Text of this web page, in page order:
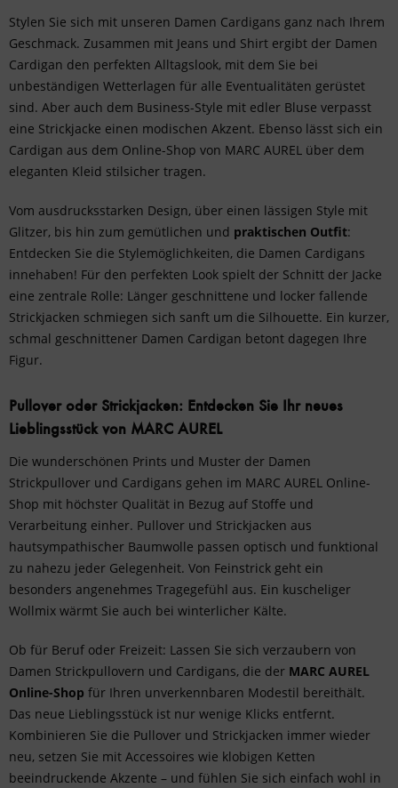
Stylen Sie sich mit unseren Damen Cardigans ganz nach Ihrem
Geschmack. Zusammen mit Jeans und Shirt ergibt der Damen
Cardigan den perfekten Alltagslook, mit dem Sie bei
unbeständigen Wetterlagen für alle Eventualitäten gerüstet
sind. Aber auch dem Business-Style mit edler Bluse verpasst
eine Strickjacke einen modischen Akzent. Ebenso lässt sich ein
Cardigan aus dem Online-Shop von MARC AUREL über dem
eleganten Kleid stilsicher tragen.
Vom ausdrucksstarken Design, über einen lässigen Style mit
Glitzer, bis hin zum gemütlichen und praktischen Outfit:
Entdecken Sie die Stylemöglichkeiten, die Damen Cardigans
innehaben! Für den perfekten Look spielt der Schnitt der Jacke
eine zentrale Rolle: Länger geschnittene und locker fallende
Strickjacken schmiegen sich sanft um die Silhouette. Ein kurzer,
schmal geschnittener Damen Cardigan betont dagegen Ihre
Figur.
Pullover oder Strickjacken: Entdecken Sie Ihr neues
Lieblingsstück von MARC AUREL
Die wunderschönen Prints und Muster der Damen
Strickpullover und Cardigans gehen im MARC AUREL Online-
Shop mit höchster Qualität in Bezug auf Stoffe und
Verarbeitung einher. Pullover und Strickjacken aus
hautsympathischer Baumwolle passen optisch und funktional
zu nahezu jeder Gelegenheit. Von Feinstrick geht ein
besonders angenehmes Tragegefühl aus. Ein kuscheliger
Wollmix wärmt Sie auch bei winterlicher Kälte.
Ob für Beruf oder Freizeit: Lassen Sie sich verzaubern von
Damen Strickpullovern und Cardigans, die der MARC AUREL
Online-Shop für Ihren unverkennbaren Modestil bereithält.
Das neue Lieblingsstück ist nur wenige Klicks entfernt.
Kombinieren Sie die Pullover und Strickjacken immer wieder
neu, setzen Sie mit Accessoires wie klobigen Ketten
beeindruckende Akzente – und fühlen Sie sich einfach wohl in